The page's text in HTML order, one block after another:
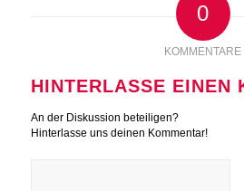
0
KOMMENTARE
HINTERLASSE EINEN
An der Diskussion beteiligen?
Hinterlasse uns deinen Kommentar!